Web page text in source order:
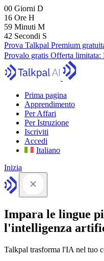
00 Giorni D
16 Ore H
59 Minuti M
41 Secondi S
Prova Talkpal Premium
Provalo gratis Offerta limitata:
Prima pagina
Apprendimento
Per Affari
Per Istruzione
Iscriviti
Accedi
Italiano
Inizia
Impara le lingue
l'intelligenza
Talkpal trasforma l'IA nel tuo